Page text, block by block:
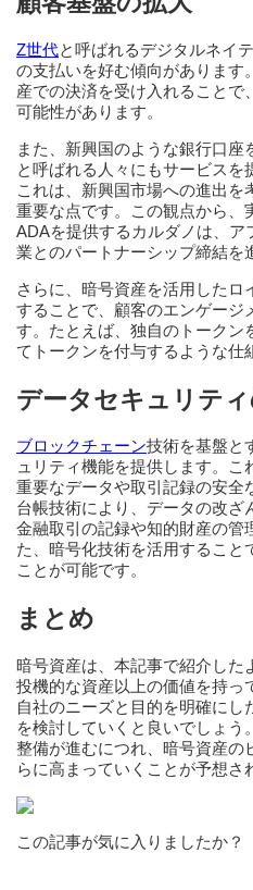
Z世代と呼ばれるデジタルネイ
の支払いを好む傾向があります
産での決済を受け入れることで
可能性があります。
また、新興国のような銀行口座
と呼ばれる人々にもサービスを
これは、新興国市場への進出を
重要な点です。この観点から、
ADAを提供するカルダノは、ア
業とのパートナーシップ締結を
さらに、暗号資産を活用したロ
することで、顧客のエンゲージ
す。たとえば、独自のトークン
てトークンを付与するような仕
データセキュリテ
ブロックチェーン技術を基盤と
ュリティ機能を提供します。
重要なデータや取引記録の安全
台帳技術により、データの改ざ
金融取引の記録や知的財産の管
た、暗号化技術を活用すること
ことが可能です。
まとめ
暗号資産は、本記事で紹介した
投機的な資産以上の価値を持っ
自社のニーズと目的を明確に
を検討していくと良いでしょ
整備が進むにつれ、暗号資産の
らに高まっていくことが予想さ
この記事が気に入りましたか？